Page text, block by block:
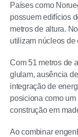
Países como
possuem edifícios
metros de altura.
utilizam núcleos de
Com 51 metros de
glulam, ausência
integração de
posiciona como
construção em
Ao combinar